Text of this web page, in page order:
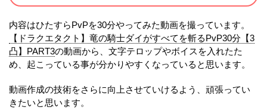
内容はひたすらPvPを30分やってみた動画を撮っています。
【ドラクエタクト】竜の騎士ダイがすべてを斬るPvP30分【3
凸】PART3の動画から、文字テロップやボイスを入れたた
め、起こっている事が分かりやすくなっていると思います。
動画作成の技術をさらに向上させていけるよう、頑張ってい
きたいと思います。